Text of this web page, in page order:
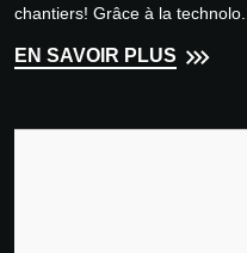
chantiers! Grâce à la technolo...
EN SAVOIR PLUS